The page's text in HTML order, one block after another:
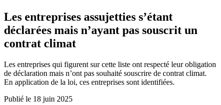
Les entreprises assujetties s’étant
déclarées mais n’ayant pas souscrit un
contrat climat
Les entreprises qui figurent sur cette liste ont respecté leur obligation
de déclaration mais n’ont pas souhaité souscrire de contrat climat.
En application de la loi, ces entreprises sont identifiées.
Publié le 18 juin 2025